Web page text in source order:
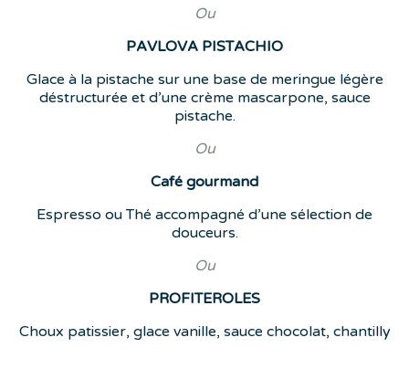
Ou
PAVLOVA PISTACHIO
Glace à la pistache sur une base de meringue légère
déstructurée et d’une crème mascarpone, sauce
pistache.
Ou
Café gourmand
Espresso ou Thé accompagné d’une sélection de
douceurs.
Ou
PROFITEROLES
Choux patissier, glace vanille, sauce chocolat, chantilly